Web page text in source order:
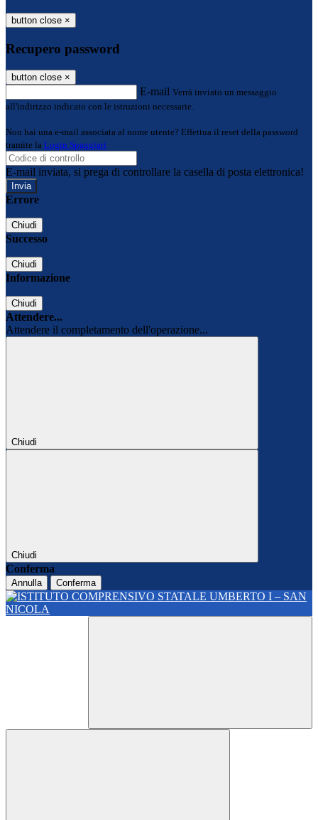
button close ×
Recupero password
button close ×
E-mail Verrà inviato un messaggio
all'indirizzo indicato con le istruzioni necessarie.
Non hai una e-mail associata al nome utente? Effettua il reset della password
tramite la Login Spaggiari
E-mail inviata, si prega di controllare la casella di posta elettronica!
Errore
Chiudi
Successo
Chiudi
Informazione
Chiudi
Attendere...
Attendere il completamento dell'operazione...
Chiudi
Chiudi
Conferma
Annulla Conferma